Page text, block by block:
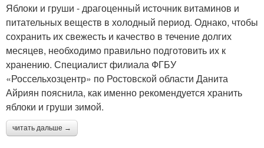
Яблоки и груши - драгоценный источник витаминов и
питательных веществ в холодный период. Однако, чтобы
сохранить их свежесть и качество в течение долгих
месяцев, необходимо правильно подготовить их к
хранению. Специалист филиала ФГБУ
«Россельхозцентр» по Ростовской области Данита
Айриян пояснила, как именно рекомендуется хранить
яблоки и груши зимой.
читать дальше →